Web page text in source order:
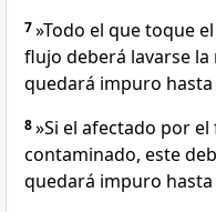
7»Todo el que toque
flujo deberá lavarse la
quedará impuro hasta
8»Si el afectado por
contaminado, este
quedará impuro hasta